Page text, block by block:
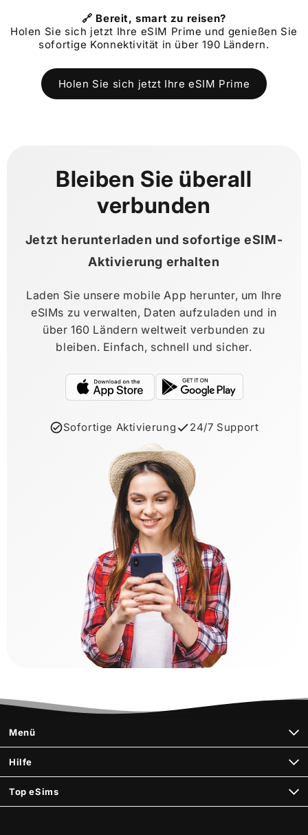
🔗 Bereit, smart zu reisen?
Holen Sie sich jetzt Ihre eSIM Prime und genießen Sie
sofortige Konnektivität in über 190 Ländern.
Holen Sie sich jetzt Ihre eSIM Prime
Bleiben Sie überall
verbunden
Jetzt herunterladen und sofortige eSIM-
Aktivierung erhalten
Laden Sie unsere mobile App herunter, um Ihre
eSIMs zu verwalten, Daten aufzuladen und in
über 160 Ländern weltweit verbunden zu
bleiben. Einfach, schnell und sicher.
Sofortige Aktivierung 24/7 Support
Menü
Hilfe
Top eSims